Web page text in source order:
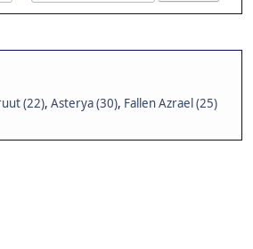
(22), Asterya (30), Fallen Azrael (25)